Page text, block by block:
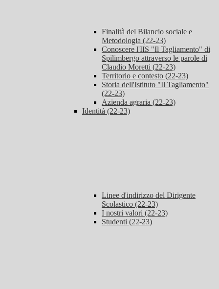
Finalità del Bilancio sociale e
Metodologia (22-23)
Conoscere l'IIS "Il Tagliamento" di
Spilimbergo attraverso le parole di
Claudio Moretti (22-23)
Territorio e contesto (22-23)
Storia dell'Istituto "Il Tagliamento"
(22-23)
Azienda agraria (22-23)
Identità (22-23)
Linee d'indirizzo del Dirigente
Scolastico (22-23)
I nostri valori (22-23)
Studenti (22-23)